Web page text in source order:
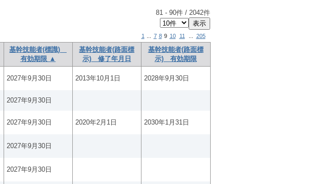
81- 90件 / 2042件
1 7 8 9 10 11 205
基幹技能者(標識)
有効期限 ▲
基幹技能者(路面標
示) 修了年月日
基幹技能者(路面標
示) 有効期限
2027年9月30日 2013年10月1日 2028年9月30日
2027年9月30日
2027年9月30日 2020年2月1日 2030年1月31日
2027年9月30日
2027年9月30日